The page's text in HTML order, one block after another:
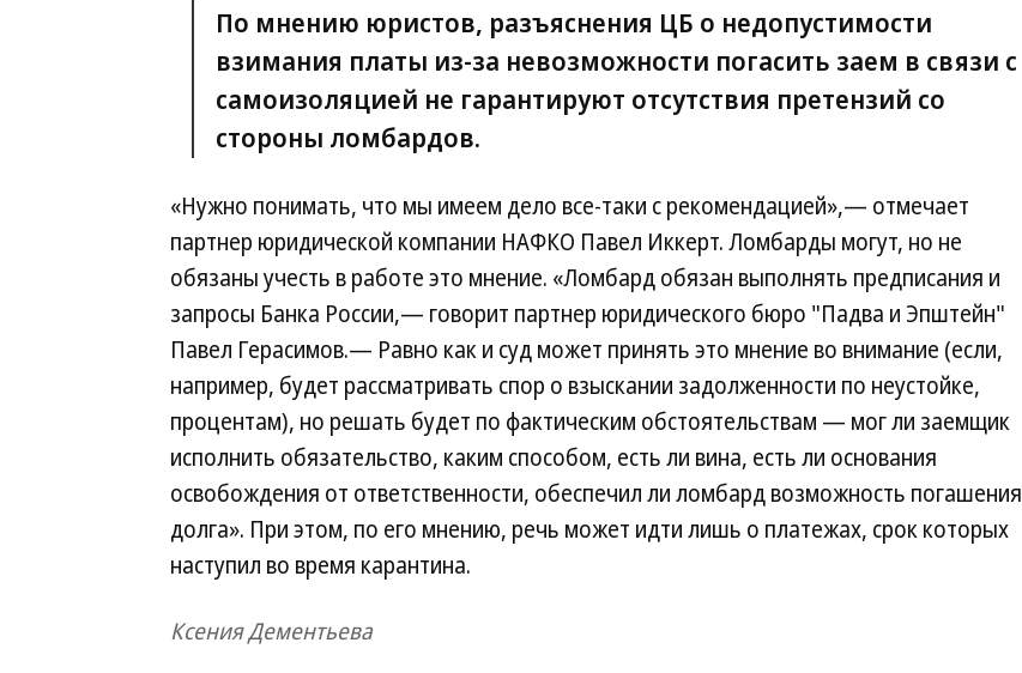
По мнению юристов, разъяснения ЦБ о недопустимости
взимания платы из-за невозможности погасить заем в связи с
самоизоляцией не гарантируют отсутствия претензий со
стороны ломбардов.
«Нужно понимать, что мы имеем дело все-таки с рекомендацией»,— отмечает
партнер юридической компании НАФКО Павел Иккерт. Ломбарды могут, но не
обязаны учесть в работе это мнение. «Ломбард обязан выполнять предписания и
запросы Банка России,— говорит партнер юридического бюро "Падва и Эпштейн"
Павел Герасимов.— Равно как и суд может принять это мнение во внимание (если,
например, будет рассматривать спор о взыскании задолженности по неустойке,
процентам), но решать будет по фактическим обстоятельствам — мог ли заемщик
исполнить обязательство, каким способом, есть ли вина, есть ли основания
освобождения от ответственности, обеспечил ли ломбард возможность погашения
долга». При этом, по его мнению, речь может идти лишь о платежах, срок которых
наступил во время карантина.
Ксения Дементьева